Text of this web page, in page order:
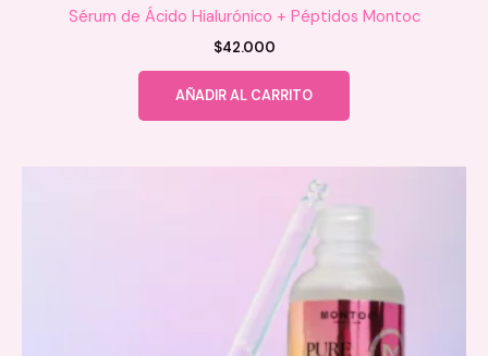
Sérum de Ácido Hialurónico + Péptidos Montoc
$42.000
AÑADIR AL CARRITO